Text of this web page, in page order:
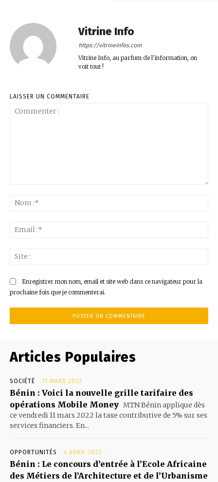
Vitrine Info
https://vitrineinfos.com
Vitrine Info, au parfum de l'information, on
voit tout !
LAISSER UN COMMENTAIRE
Enregistrer mon nom, email et site web dans ce navigateur pour la
prochaine fois que je commenterai.
Articles Populaires
SOCIÉTÉ 11 MARS 2022
Bénin : Voici la nouvelle grille tarifaire des
opérations Mobile Money MTN Bénin applique dès
ce vendredi 11 mars 2022 la taxe contributive de 5% sur ses
services financiers. En...
OPPORTUNITÉS 4 AVRIL 2022
Bénin : Le concours d’entrée à l’Ecole Africaine
des Métiers de l’Architecture et de l’Urbanisme